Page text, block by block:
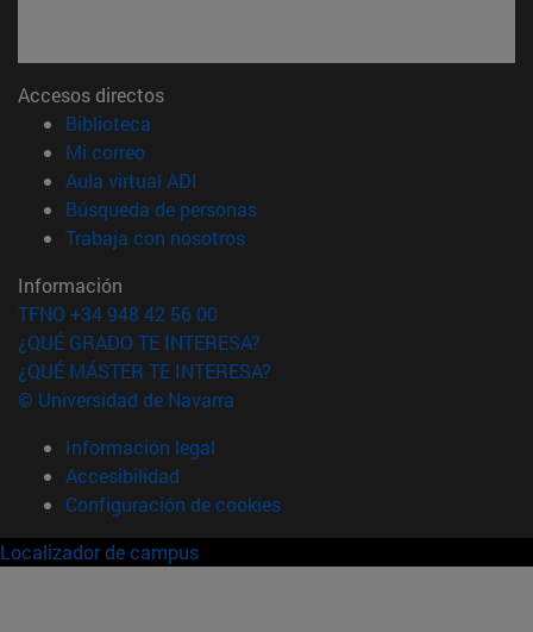
Accesos directos
Biblioteca
Mi correo(abre en nueva ventana)
Aula virtual ADI
Búsqueda de personas(abre en nueva ventana)
Trabaja con nosotros(abre en nueva ventana)
Información
TFNO +34 948 42 56 00
¿QUÉ GRADO TE INTERESA?
¿QUÉ MÁSTER TE INTERESA?
© Universidad de Navarra
Información legal
Accesibilidad
Configuración de cookies
Localizador de campus